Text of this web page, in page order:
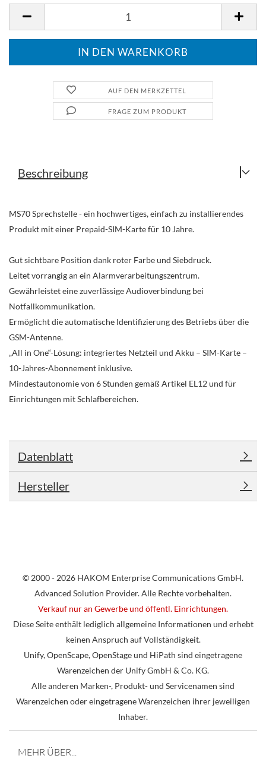
AUF DEN MERKZETTEL
FRAGE ZUM PRODUKT
Beschreibung
MS70 Sprechstelle - ein hochwertiges, einfach zu installierendes
Produkt mit einer Prepaid-SIM-Karte für 10 Jahre.
Gut sichtbare Position dank roter Farbe und Siebdruck.
Leitet vorrangig an ein Alarmverarbeitungszentrum.
Gewährleistet eine zuverlässige Audioverbindung bei
Notfallkommunikation.
Ermöglicht die automatische Identifizierung des Betriebs über die
GSM-Antenne.
„All in One“-Lösung: integriertes Netzteil und Akku – SIM-Karte –
10-Jahres-Abonnement inklusive.
Mindestautonomie von 6 Stunden gemäß Artikel EL12 und für
Einrichtungen mit Schlafbereichen.
Datenblatt
Hersteller
© 2000 - 2026 HAKOM Enterprise Communications GmbH.
Advanced Solution Provider. Alle Rechte vorbehalten.
Verkauf nur an Gewerbe und öffentl. Einrichtungen.
Diese Seite enthält lediglich allgemeine Informationen und erhebt
keinen Anspruch auf Vollständigkeit.
Unify, OpenScape, OpenStage und HiPath sind eingetragene
Warenzeichen der Unify GmbH & Co. KG.
Alle anderen Marken-, Produkt- und Servicenamen sind
Warenzeichen oder eingetragene Warenzeichen ihrer jeweiligen
Inhaber.
MEHR ÜBER...